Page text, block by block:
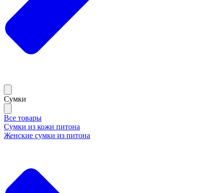
Сумки
Все товары
Сумки из кожи питона
Женские сумки из питона